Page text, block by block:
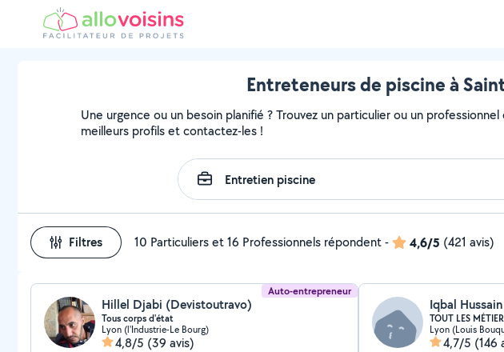
Entreteneurs de piscine à
Une urgence ou un besoin planifié ? Trouvez un particulier ou un
meilleurs profils et contactez-les !
Filtres 10 Particuliers et 16 Professionnels répondent- 4,6/5 (421 avis)
Auto-entrepreneur
Hillel Djabi (Devistoutravo)
Tous corps d'état
Lyon (l'Industrie-Le Bourg)
4,8/5 (39 avis)
TOUT LES
Lyon (Louis
4,7/5 (146